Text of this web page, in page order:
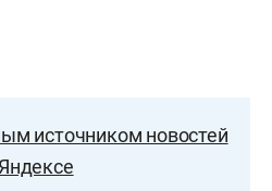
источником новостей